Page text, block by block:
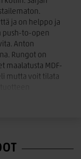
ja on helppo ja
push-to-open
Anton
Rungot on
maalatusta MDF-
mutta voit tilata
puuhyllyä.